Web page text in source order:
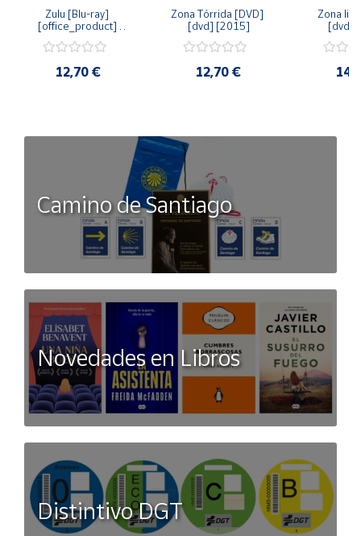
Zulu [Blu-ray]
[office_product]
12,70 €
Zona Tórrida [DVD]
[dvd] [2015]
12,70 €
Zona
[dvd]
Camino de Santiago
Novedades en Libros
Distintivo DGT